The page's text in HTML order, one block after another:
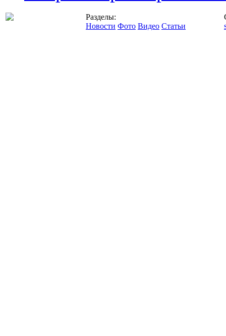
Разделы:
Новости Фото Видео Статьи